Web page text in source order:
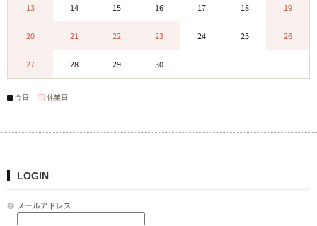
13 14 15 16 17 18 19
20 21 22 23 24 25 26
27 28 29 30
今日 休業日
LOGIN
メールアドレス